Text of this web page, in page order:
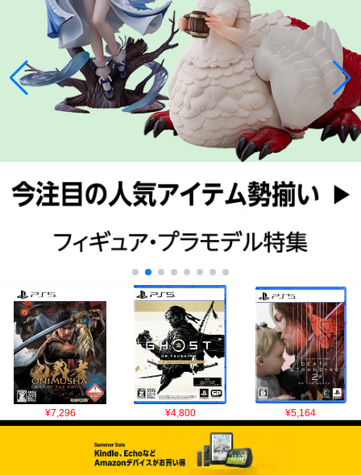
¥7,296 ¥4,800 ¥5,164
COPYRIGHT © 2010-2026 LOGPO.JP ALL RIGHTS RESERVED